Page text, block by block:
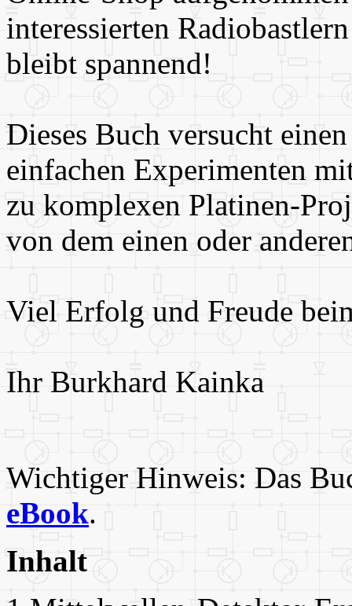
interessierten
bleibt spannend!
Dieses Buch versucht
einfachen Experimenten
zu komplexen Platinen-
von dem einen oder
Viel Erfolg und Freude
Ihr Burkhard Kainka
Wichtiger Hinweis: Das
eBook.
Inhalt